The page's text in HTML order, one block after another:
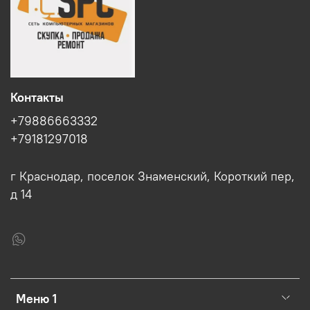
Меню 1
Контакты
+79886663332
+79181297018
г Краснодар, поселок Знаменский, Короткий пер,
д 14